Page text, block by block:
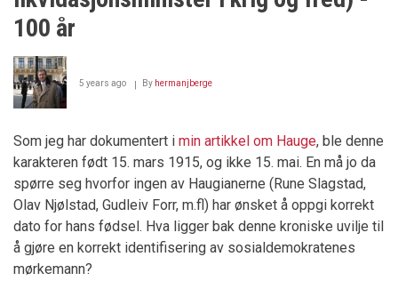
100 år
5 years ago By hermanjberge
Som jeg har dokumentert i min artikkel om Hauge, ble denne
karakteren født 15. mars 1915, og ikke 15. mai. En må jo da
spørre seg hvorfor ingen av Haugianerne (Rune Slagstad,
Olav Njølstad, Gudleiv Forr, m.fl) har ønsket å oppgi korrekt
dato for hans fødsel. Hva ligger bak denne kroniske uvilje til
å gjøre en korrekt identifisering av sosialdemokratenes
mørkemann?